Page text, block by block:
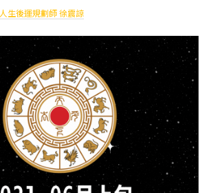
人生後運規劃師 徐震諒